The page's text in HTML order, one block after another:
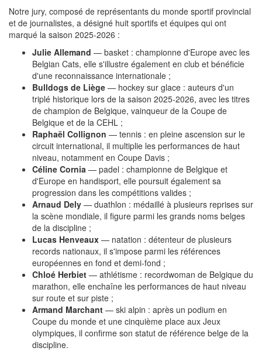
Notre jury, composé de représentants du monde sportif provincial
et de journalistes, a désigné huit sportifs et équipes qui ont
marqué la saison 2025-2026 :
Julie Allemand — basket : championne d'Europe avec les
Belgian Cats, elle s'illustre également en club et bénéficie
d'une reconnaissance internationale ;
Bulldogs de Liège — hockey sur glace : auteurs d'un
triplé historique lors de la saison 2025-2026, avec les titres
de champion de Belgique, vainqueur de la Coupe de
Belgique et de la CEHL ;
Raphaël Collignon — tennis : en pleine ascension sur le
circuit international, il multiplie les performances de haut
niveau, notamment en Coupe Davis ;
Céline Cornia — padel : championne de Belgique et
d'Europe en handisport, elle poursuit également sa
progression dans les compétitions valides ;
Arnaud Dely — duathlon : médaillé à plusieurs reprises sur
la scène mondiale, il figure parmi les grands noms belges
de la discipline ;
Lucas Henveaux — natation : détenteur de plusieurs
records nationaux, il s'impose parmi les références
européennes en fond et demi-fond ;
Chloé Herbiet — athlétisme : recordwoman de Belgique du
marathon, elle enchaîne les performances de haut niveau
sur route et sur piste ;
Armand Marchant — ski alpin : après un podium en
Coupe du monde et une cinquième place aux Jeux
olympiques, il confirme son statut de référence belge de la
discipline.